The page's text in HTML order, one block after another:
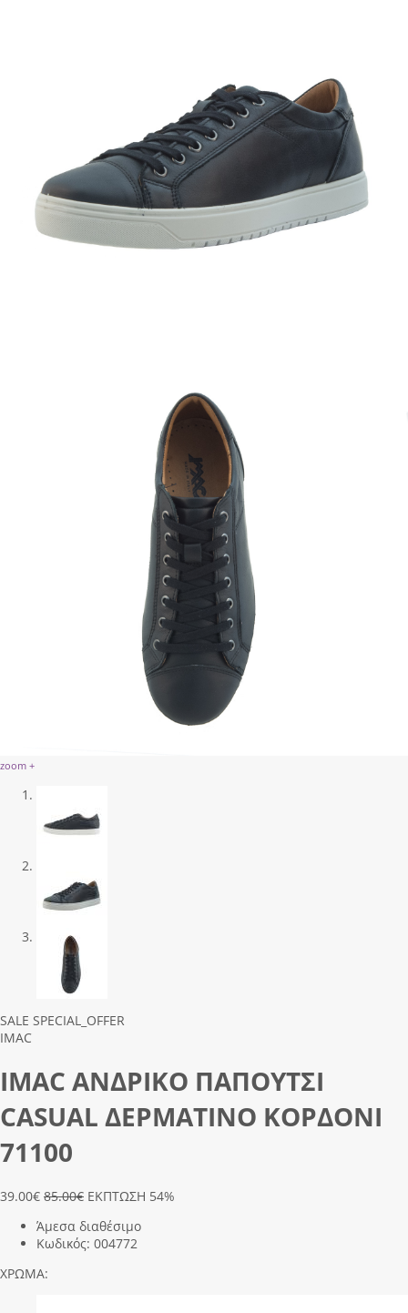
zoom +
Previous
Next
SALE SPECIAL_OFFER
IMAC
IMAC ΑΝΔΡΙΚΟ ΠΑΠΟΥΤΣΙ
CASUAL ΔΕΡΜΑΤΙΝΟ ΚΟΡΔΟΝΙ
71100
39.00€ 85.00€ ΕΚΠΤΩΣΗ 54%
Άμεσα διαθέσιμο
Κωδικός: 004772
ΧΡΩΜΑ: